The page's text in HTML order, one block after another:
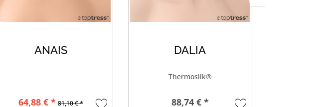
ANAIS
64,88 € * 81,10 € *
DALIA
Thermosilk®
88,74 € *